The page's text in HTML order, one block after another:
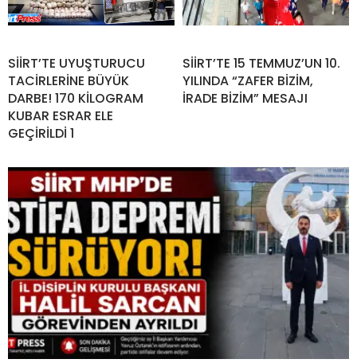
SİİRT’TE UYUŞTURUCU
TACİRLERİNE BÜYÜK
DARBE! 170 KİLOGRAM
KUBAR ESRAR ELE
GEÇİRİLDİ 1
SİİRT’TE 15 TEMMUZ’UN 10.
YILINDA “ZAFER BİZİM,
İRADE BİZİM” MESAJI